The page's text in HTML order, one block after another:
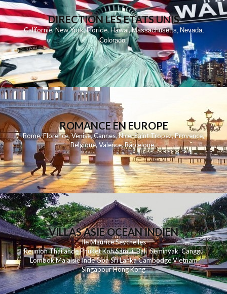
DIRECTION LES ETATS UNIS
Californie,New York,Floride,Hawai,Massachusetts, Nevada,
Colorado,
ROMANCE EN EUROPE
Rome,Florence,Venise,Cannes,Nice,Saint Tropez,Provence,
Belgique,Valence,Barcelone,
VILLAS ASIE OCEAN INDIEN
Ile MauriceSeychelles
ReunionThailandePhuketKohSamui Bali SeminyakCanggu
LombokMalaisieIndeGoaSri LankaCambodgeVietnam
SingapourHong Kong